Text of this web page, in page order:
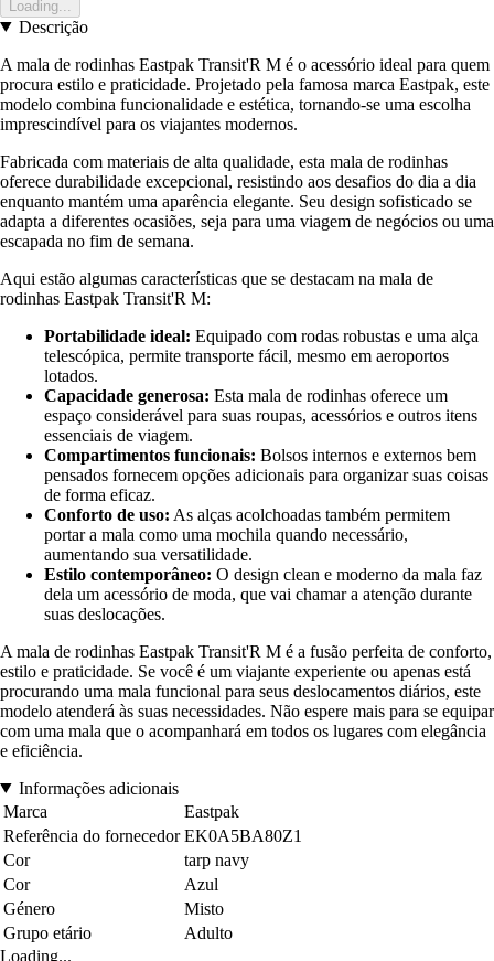
Loading...
Descrição
A mala de rodinhas Eastpak Transit'R M é o acessório ideal para quem
procura estilo e praticidade. Projetado pela famosa marca Eastpak, este
modelo combina funcionalidade e estética, tornando-se uma escolha
imprescindível para os viajantes modernos.
Fabricada com materiais de alta qualidade, esta mala de rodinhas
oferece durabilidade excepcional, resistindo aos desafios do dia a dia
enquanto mantém uma aparência elegante. Seu design sofisticado se
adapta a diferentes ocasiões, seja para uma viagem de negócios ou uma
escapada no fim de semana.
Aqui estão algumas características que se destacam na mala de
rodinhas Eastpak Transit'R M:
Portabilidade ideal: Equipado com rodas robustas e uma alça
telescópica, permite transporte fácil, mesmo em aeroportos
lotados.
Capacidade generosa: Esta mala de rodinhas oferece um
espaço considerável para suas roupas, acessórios e outros itens
essenciais de viagem.
Compartimentos funcionais: Bolsos internos e externos bem
pensados fornecem opções adicionais para organizar suas coisas
de forma eficaz.
Conforto de uso: As alças acolchoadas também permitem
portar a mala como uma mochila quando necessário,
aumentando sua versatilidade.
Estilo contemporâneo: O design clean e moderno da mala faz
dela um acessório de moda, que vai chamar a atenção durante
suas deslocações.
A mala de rodinhas Eastpak Transit'R M é a fusão perfeita de conforto,
estilo e praticidade. Se você é um viajante experiente ou apenas está
procurando uma mala funcional para seus deslocamentos diários, este
modelo atenderá às suas necessidades. Não espere mais para se equipar
com uma mala que o acompanhará em todos os lugares com elegância
e eficiência.
Informações adicionais
Marca
Eastpak
Referência do fornecedor EK0A5BA80Z1
Cor
tarp navy
Cor
Azul
Género
Misto
Grupo etário
Adulto
Loading...